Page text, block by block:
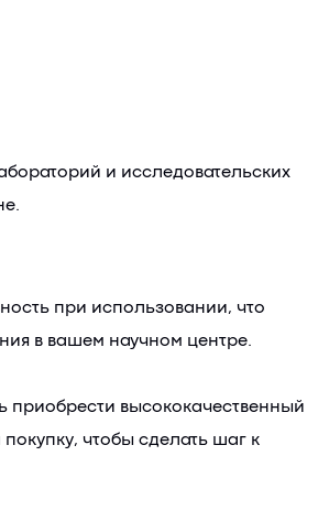
и исследовательских
при использовании, что
в вашем научном центре.
приобрести высококачественный
чтобы сделать шаг к